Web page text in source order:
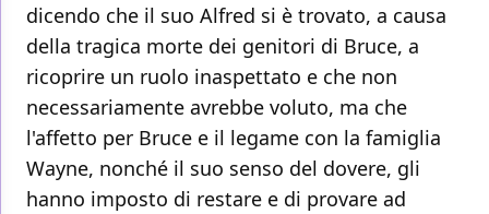
dicendo che il suo Alfred si è trovato, a causa
della tragica morte dei genitori di Bruce, a
ricoprire un ruolo inaspettato e che non
necessariamente avrebbe voluto, ma che
l'affetto per Bruce e il legame con la famiglia
Wayne, nonché il suo senso del dovere, gli
hanno imposto di restare e di provare ad